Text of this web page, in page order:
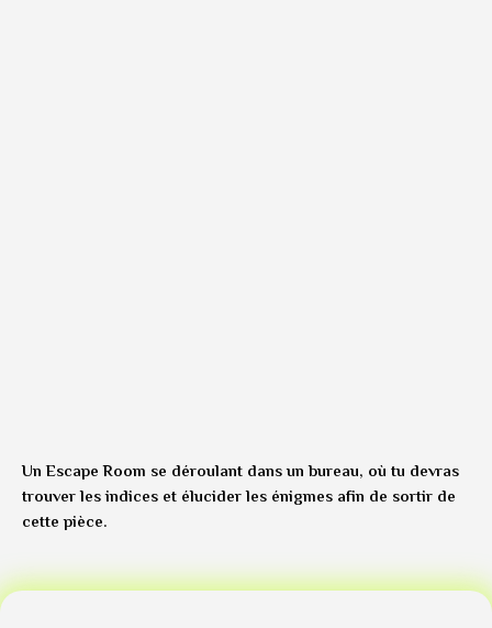
Un Escape Room se déroulant dans un bureau, où tu devras
trouver les indices et élucider les énigmes afin de sortir de
cette pièce.